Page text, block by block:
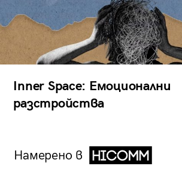
Inner Space: Емоционални
разстройства
Намерено в